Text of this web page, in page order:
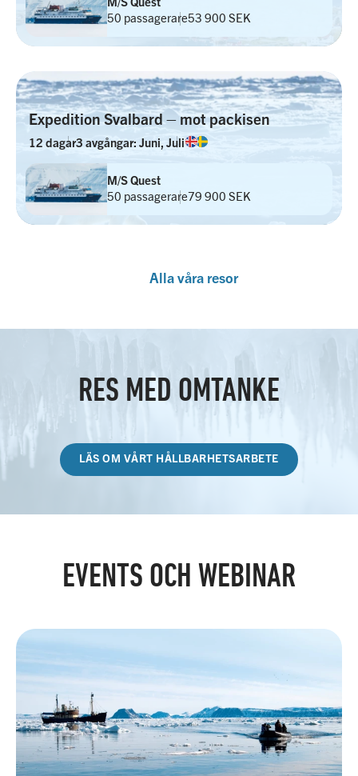
50 passagerare53 900 SEK
Expedition Svalbard – mot packisen
12 dagar3 avgångar: Juni, Juli
M/S Quest
50 passagerare79 900 SEK
Alla våra resor
RES MED OMTANKE
LÄS OM VÅRT HÅLLBARHETSARBETE
EVENTS OCH WEBINAR